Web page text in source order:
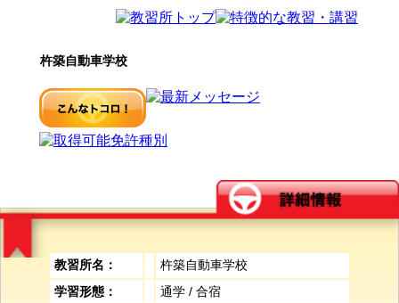
杵築自動車学校
教習所名：
杵築自動車学校
学習形態：
通学 / 合宿